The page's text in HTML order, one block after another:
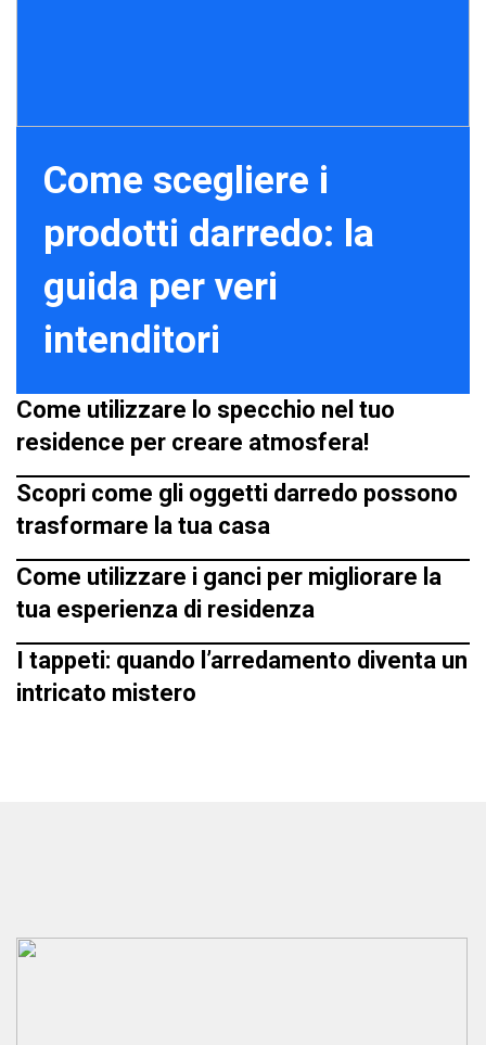
Come scegliere i
prodotti darredo: la
guida per veri
intenditori
Come utilizzare lo specchio nel tuo
residence per creare atmosfera!
Scopri come gli oggetti darredo possono
trasformare la tua casa
Come utilizzare i ganci per migliorare la
tua esperienza di residenza
I tappeti: quando l’arredamento diventa un
intricato mistero